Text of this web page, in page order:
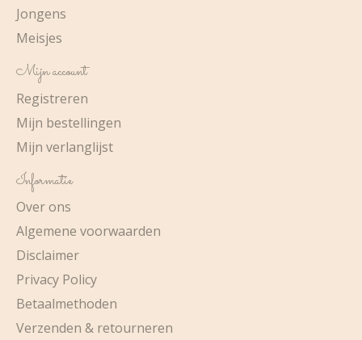
Jongens
Meisjes
Mijn account
Registreren
Mijn bestellingen
Mijn verlanglijst
Informatie
Over ons
Algemene voorwaarden
Disclaimer
Privacy Policy
Betaalmethoden
Verzenden & retourneren